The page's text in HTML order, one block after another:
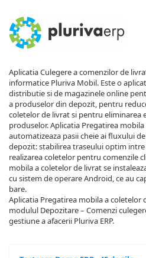
Aplicatia Culegere a comenzilor de
informatice Pluriva Mobil. Este o
distributie si de magazinele online
a produselor din depozit, pentru
coletelor de livrat si pentru eliminarea
produselor. Aplicatia Pregatirea
automatizeaza pasii cheie ai fluxului
depozit: stabilirea traseului optim
realizarea coletelor pentru comenzile
mobila a coletelor de livrat se
cu sistem de operare Android, ce au
bare.
Aplicatia Pregatirea mobila a coletelor
modulul Depozitare – Comenzi
gestiune a afacerii Pluriva ERP.